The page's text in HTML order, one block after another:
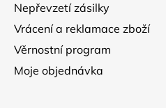
Nepřevzetí zásilky
Vrácení a reklamace zboží
Věrnostní program
Moje objednávka